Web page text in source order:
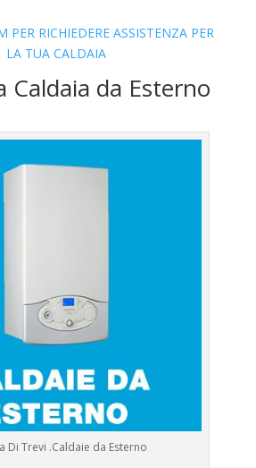
PER RICHIEDERE ASSISTENZA PER
LA TUA CALDAIA
Caldaia da Esterno
Di Trevi .Caldaie da Esterno